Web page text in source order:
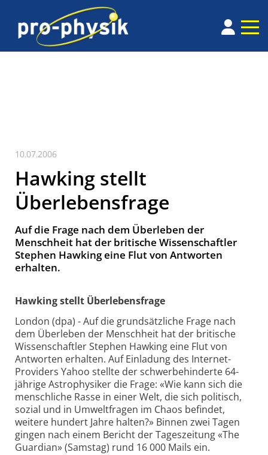
10.07.2006
Hawking stellt
Überlebensfrage
Auf die Frage nach dem Überleben der
Menschheit hat der britische Wissenschaftler
Stephen Hawking eine Flut von Antworten
erhalten.
Hawking stellt Überlebensfrage
London (dpa) - Auf die grundsätzliche Frage nach
dem Überleben der Menschheit hat der britische
Wissenschaftler Stephen Hawking eine Flut von
Antworten erhalten. Auf Einladung des Internet-
Providers Yahoo stellte der schwerbehinderte 64-
jährige Astrophysiker die Frage: «Wie kann sich die
menschliche Rasse in einer Welt, die sich politisch,
sozial und in Umweltfragen im Chaos befindet,
weitere hundert Jahre halten?» Binnen zwei Tagen
gingen nach einem Bericht der Tageszeitung «The
Guardian» (Samstag) rund 16 000 Mails ein.